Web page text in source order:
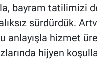
bayram tatilimizi
sürdürdük.
anlayışla hizmet
hijyen